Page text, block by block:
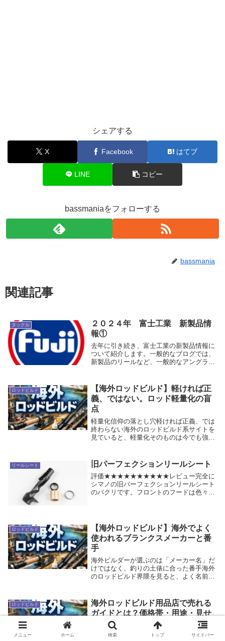
シェアする
X Facebook はてブ
LINE コピー
bassmaniaをフォローする
bassmania
関連記事
タックル
２０２４年 富士工業 新製品情
報①
去年に引き続き、富士工業の新製品情報に
ついて紹介します。一般的なブログでは、
新製品のリールなど、一般的なアングラー
ルドに焦点を当てた情報となります。ちな
みに今年はフ...
ロッドビルド
【海外ロッドビルド】軽ければ正
義、ではない。ロッド軽量化の盲
点
軽量化信仰の落とし穴軽ければ正義、では
終わらない海外のロッドビルド系サイトを
見ていると、軽量化そのものは今でも強く
「軽いロッドはより反応が良い」と...
リールシート 旧パーフェクションリールシート
評価★★★★★★★★★★レビュー完全に
シマノの旧パーフェクションリールシート
のパクリです。フロントのフードは色々選
本健太郎の考案...
ロッドビルド
【海外ロッドビルド】海外でよく
使われるブランクスメーカーと番
手
海外ビルダーが選ぶのは「メーカー名」だ
けではなく、釣りの土俵に合った番手海外
のロッドビルド界隈を見ると、よく名前が
カーが最強」という見られ方より、どの釣
りで、どの番...
ロッドビルド
海外ロッドビルド用品店で売れる
ガイドとは？価格帯・用途・見せ
方から考える
売上ランキングではなく「売り場の作り
メニュー ホーム 検索 トップ サイドバー